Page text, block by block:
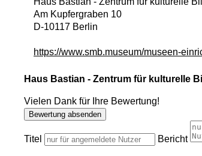
Am Kupfergraben 10
D-10117 Berlin
https://www.smb.museum/museen-
Haus Bastian - Zentrum für kulturelle
Vielen Dank für Ihre Bewertung!
Bewertung absenden
Titel Bericht